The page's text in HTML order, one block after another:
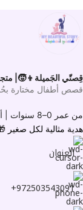
قِصتّي الجَميلة👦🧒|
قصص أطفال مختارة
من عمر 0–8 سنوات |
هدية مثالية لكل صغير
العنوان
972503543091+